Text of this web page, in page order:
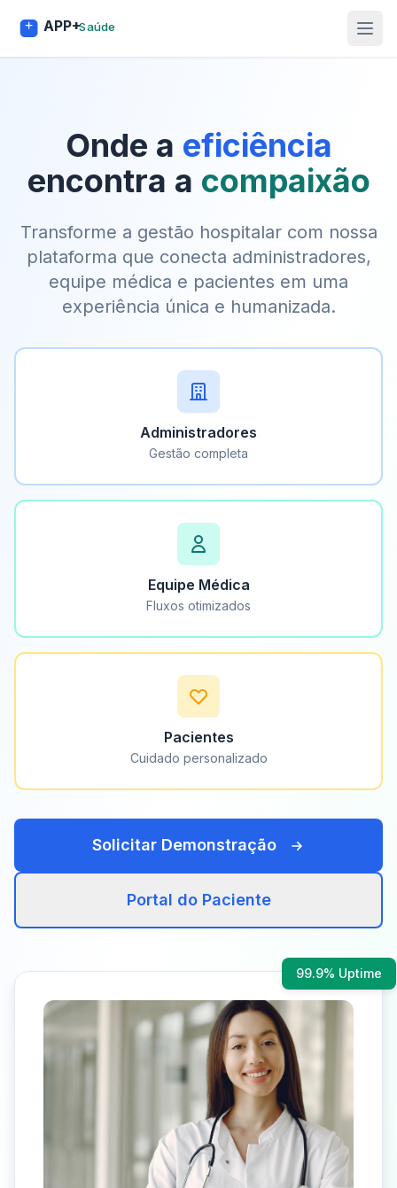
APP+Saúde
Onde a eficiência
encontra a compaixão
Transforme a gestão hospitalar com nossa
plataforma que conecta administradores,
equipe médica e pacientes em uma
experiência única e humanizada.
Administradores
Gestão completa
Equipe Médica
Fluxos otimizados
Pacientes
Cuidado personalizado
Solicitar Demonstração
Portal do Paciente
99.9% Uptime